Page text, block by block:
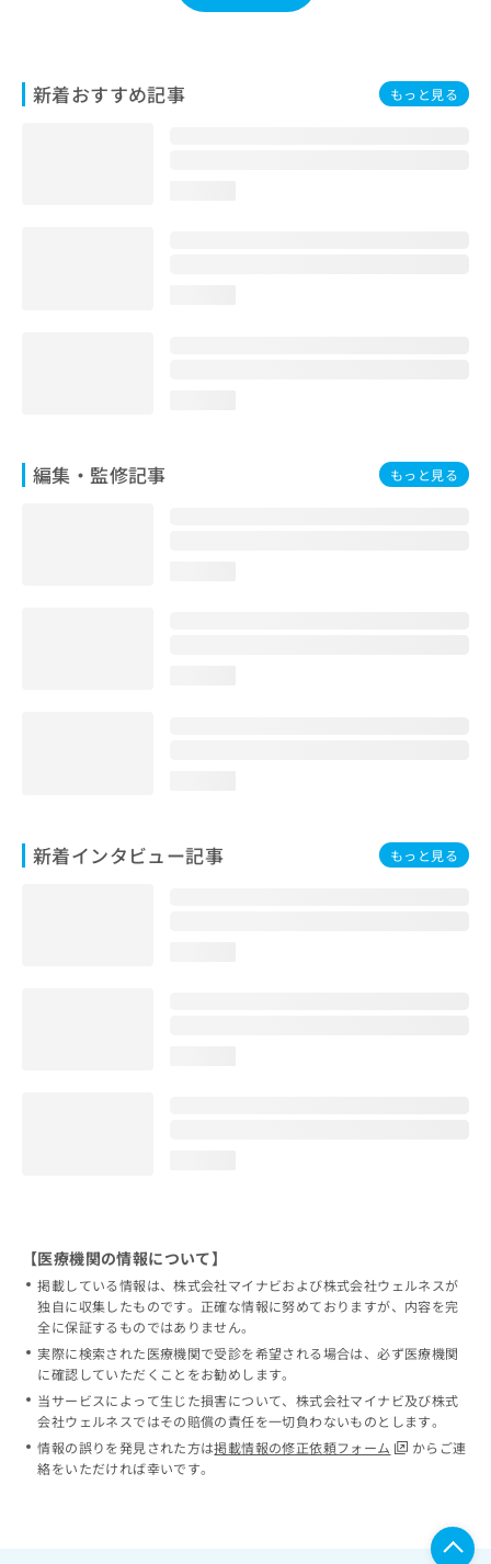
新着おすすめ記事 もっと見る
編集・監修記事 もっと見る
新着インタビュー記事 もっと見る
合
わ
【医療機関の情報について】
掲載している情報は、株式会社マイナビおよび株式会社ウェルネスが
独自に収集したものです。正確な情報に努めておりますが、内容を完
全に保証するものではありません。
実際に検索された医療機関で受診を希望される場合は、必ず医療機関
に確認していただくことをお勧めします。
当サービスによって生じた損害について、株式会社マイナビ及び株式
会社ウェルネスではその賠償の責任を一切負わないものとします。
情報の誤りを発見された方は掲載情報の修正依頼フォーム
からご連
絡をいただければ幸いです。